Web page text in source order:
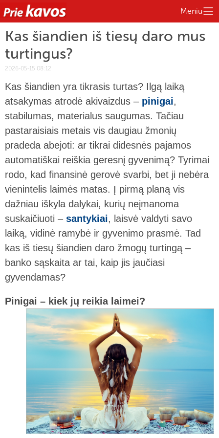
Meniu
Kas šiandien iš tiesų daro mus
turtingus?
2026-05-15 08:12
Kas šiandien yra tikrasis turtas? Ilgą laiką
atsakymas atrodė akivaizdus – pinigai,
stabilumas, materialus saugumas. Tačiau
pastaraisiais metais vis daugiau žmonių
pradeda abejoti: ar tikrai didesnės pajamos
automatiškai reiškia geresnį gyvenimą? Tyrimai
rodo, kad finansinė gerovė svarbi, bet ji nebėra
vienintelis laimės matas. Į pirmą planą vis
dažniau iškyla dalykai, kurių neįmanoma
suskaičiuoti – santykiai, laisvė valdyti savo
laiką, vidinė ramybė ir gyvenimo prasmė. Tad
kas iš tiesų šiandien daro žmogų turtingą –
banko sąskaita ar tai, kaip jis jaučiasi
gyvendamas?
Pinigai – kiek jų reikia laimei?